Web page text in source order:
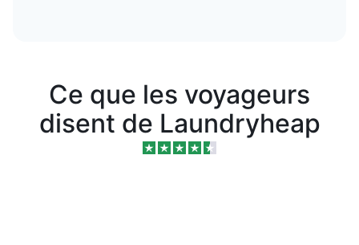
Ce que les voyageurs
disent de Laundryheap